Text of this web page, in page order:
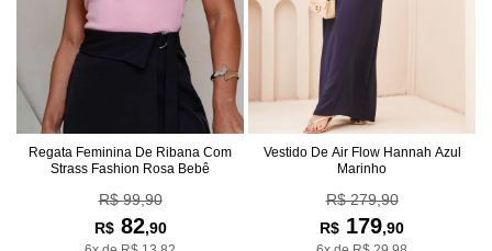
Regata Feminina De Ribana Com
Strass Fashion Rosa Bebê
R$ 99,90
R$82,90
Vestido De Air Flow Hannah Azul
Marinho
R$ 279,90
R$ 179,90